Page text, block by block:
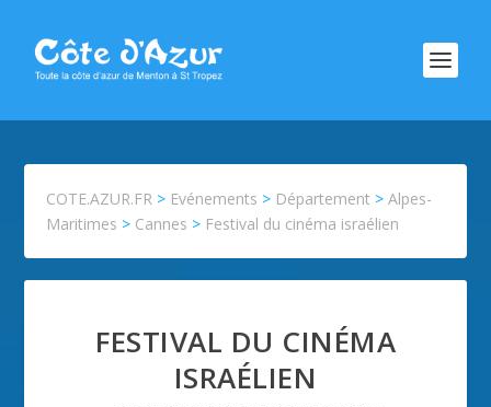
COTE.AZUR.FR > Evénements > Département >Alpes-
Maritimes > Cannes > Festival du cinéma israélien
FESTIVAL DU CINÉMA
ISRAÉLIEN